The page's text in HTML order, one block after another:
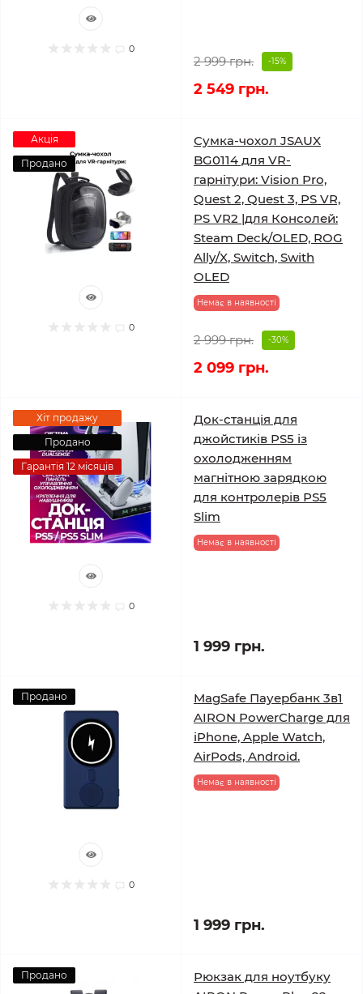
0
2 999 грн. -15%
2 549 грн.
Акція
Продано
0
Сумка-чохол JSAUX
BG0114 для VR-
гарнітури: Vision Pro,
Quest 2, Quest 3, PS VR,
PS VR2 |для Консолей:
Steam Deck/OLED, ROG
Ally/X, Switch, Swith
OLED
Немає в наявності
2 999 грн. -30%
2 099 грн.
Хіт продажу
Продано
Гарантія 12 місяців
0
Док-станція для
джойстиків PS5 із
охолодженням
магнітною зарядкою
для контролерів PS5
Slim
Немає в наявності
1 999 грн.
Продано
0
MagSafe Пауербанк 3в1
AIRON PowerCharge для
iPhone, Apple Watch,
AirPods, Android.
Немає в наявності
1 999 грн.
Продано
Рюкзак для ноутбуку